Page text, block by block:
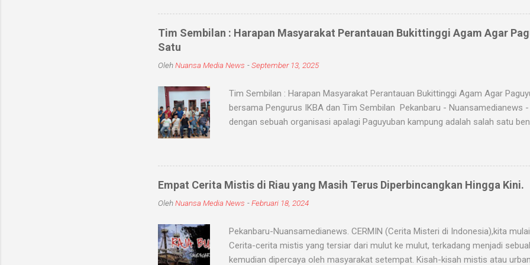
kaum sebangsanya untuk membahayakan orang lain. Banyak medium yang
untuk menyantet seseorang, diantaranya boneka, dupa, kembang, paku,
Medium-medium tersebut 'dikirim' oleh para dukun atau 'orang pintar' yang
khodam Santet jenis ini bekerja ketika dukun santet mengirimkan makhluk
Tim Sembilan : Harapan Masyarakat Perantauan Bukittinggi Agam Agar
Satu
OlehNuansa Media News -September 13, 2025
Tim Sembilan : Harapan Masyarakat Perantauan Bukittinggi Agam Agar
bersama Pengurus IKBA dan Tim Sembilan Pekanbaru - Nuansamedianews
dengan sebuah organisasi apalagi Paguyuban kampung adalah salah satu
kabupaten agam yang berada di perantauan di Ketuai AKBP (pur) Darien
dengan Tokoh tokoh paguyuban Ikatan keluarga Bukittinggi,Agam (IKBA) di
jum'at (12-9-2025). Menurut Darien Cs, pemuka masyarakat Bukittinggi, Agam
mereka Tim sembilan, Karena begitu banyaknya permintaan masyarakat di
persatuan agam jadi satu, m aka terbentuklah team sembilan atas inisiatif
Empat Cerita Mistis di Riau yang Masih Terus Diperbincangkan Hingga Kini.
OlehNuansa Media News -Februari 18, 2024
Pekanbaru-Nuansamedianews. CERMIN (Cerita Misteri di Indonesia),kita
Cerita-cerita mistis yang tersiar dari mulut ke mulut, terkadang menjadi
kemudian dipercaya oleh masyarakat setempat. Kisah-kisah mistis atau